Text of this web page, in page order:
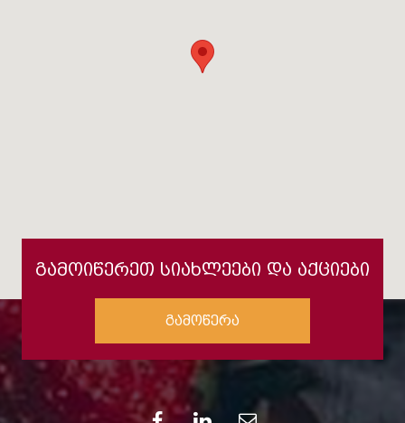
გამოიწერეთ სიახლეები და აქციები
გამოწერა